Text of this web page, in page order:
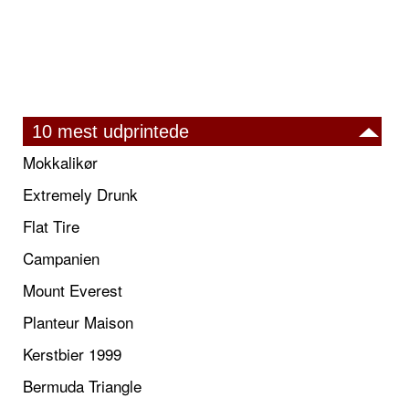
10 mest udprintede
Mokkalikør
Extremely Drunk
Flat Tire
Campanien
Mount Everest
Planteur Maison
Kerstbier 1999
Bermuda Triangle